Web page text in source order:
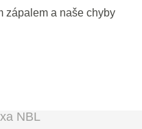
zápalem a naše chyby
NBL